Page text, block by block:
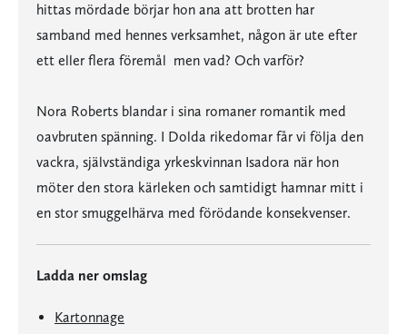
hittas mördade börjar hon ana att brotten har
samband med hennes verksamhet, någon är ute efter
ett eller flera föremål  men vad? Och varför?
Nora Roberts blandar i sina romaner romantik med
oavbruten spänning. I Dolda rikedomar får vi följa den
vackra, självständiga yrkeskvinnan Isadora när hon
möter den stora kärleken och samtidigt hamnar mitt i
en stor smuggelhärva med förödande konsekvenser.
Ladda ner omslag
Kartonnage